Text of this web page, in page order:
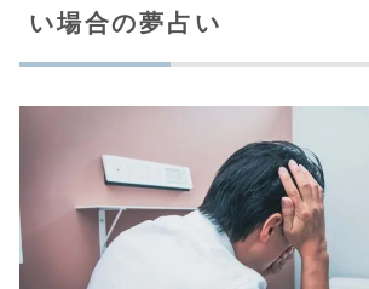
い場合の夢占い